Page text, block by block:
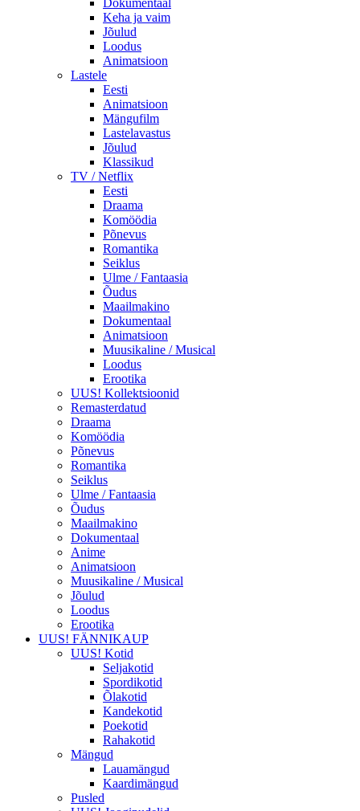
Dokumentaal
Keha ja vaim
Jõulud
Loodus
Animatsioon
Lastele
Eesti
Animatsioon
Mängufilm
Lastelavastus
Jõulud
Klassikud
TV / Netflix
Eesti
Draama
Komöödia
Põnevus
Romantika
Seiklus
Ulme / Fantaasia
Õudus
Maailmakino
Dokumentaal
Animatsioon
Muusikaline / Musical
Loodus
Erootika
UUS! Kollektsioonid
Remasterdatud
Draama
Komöödia
Põnevus
Romantika
Seiklus
Ulme / Fantaasia
Õudus
Maailmakino
Dokumentaal
Anime
Animatsioon
Muusikaline / Musical
Jõulud
Loodus
Erootika
UUS! FÄNNIKAUP
UUS! Kotid
Seljakotid
Spordikotid
Õlakotid
Kandekotid
Poekotid
Rahakotid
Mängud
Lauamängud
Kaardimängud
Pusled